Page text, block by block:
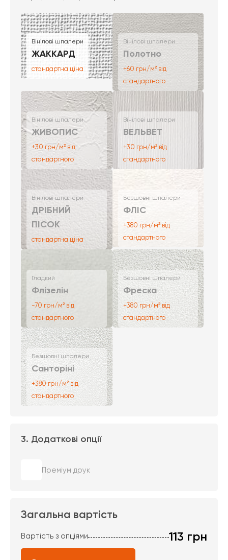
Вінілові шпалери
ЖАККАРД
стандартна ціна
Вінілові шпалери
Полотно
+60 грн/м² від
стандартного
Вінілові шпалери
ЖИВОПИС
+30 грн/м² від
стандартного
Вінілові шпалери
ВЕЛЬВЕТ
+30 грн/м² від
стандартного
Вінілові шпалери
ДРІБНИЙ
ПІСОК
стандартна ціна
Безшовні шпалери
ФЛІС
+380 грн/м² від
стандартного
Гладкий
Флізелін
-70 грн/м² від
стандартного
Безшовні шпалери
Фреска
+380 грн/м² від
стандартного
Безшовні шпалери
Санторіні
+380 грн/м² від
стандартного
3. Додаткові опції
Преміум друк
Загальна вартість
Вартість з опціями 113 грн